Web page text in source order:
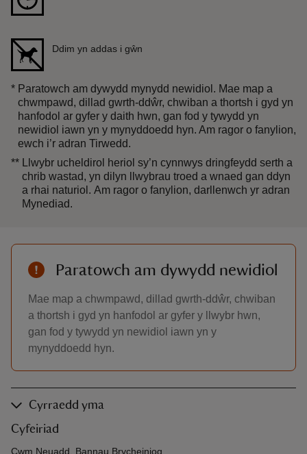
Ddim yn addas i gŵn
* Paratowch am dywydd mynydd newidiol. Mae map a
chwmpawd, dillad gwrth-ddŵr, chwiban a thortsh i gyd yn
hanfodol ar gyfer y daith hwn, gan fod y tywydd yn
newidiol iawn yn y mynyddoedd hyn. Am ragor o fanylion,
ewch i’r adran Tirwedd.
**
Llwybr ucheldirol heriol sy’n cynnwys dringfeydd serth a
chrib wastad, yn dilyn llwybrau troed a wnaed gan ddyn
a rhai naturiol. Am ragor o fanylion, darllenwch yr adran
Mynediad.
Paratowch am dywydd newidiol
Mae map a chwmpawd, dillad gwrth-ddŵr, chwiban
a thortsh i gyd yn hanfodol ar gyfer y llwybr hwn,
gan fod y tywydd yn newidiol iawn yn y
mynyddoedd hyn.
Cyrraedd yma
Cyfeiriad
Cwm Neuadd, Bannau Brycheiniog